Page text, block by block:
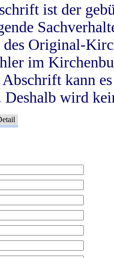
ist der
Original-
im
kann
Deshalb wird